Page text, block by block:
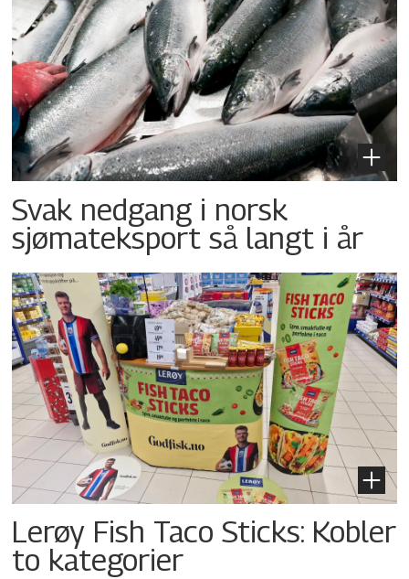
Svak nedgang i norsk
sjømateksport så langt i år
Lerøy Fish Taco Sticks: Kobler
to kategorier